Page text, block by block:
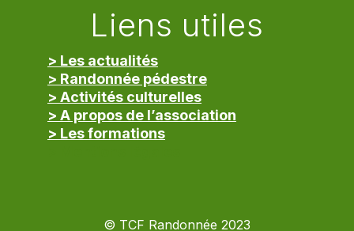
Liens utiles
> Les actualités
> Randonnée pédestre
> Activités culturelles
> A propos de l’association
> Les formations
© TCF Randonnée 2023